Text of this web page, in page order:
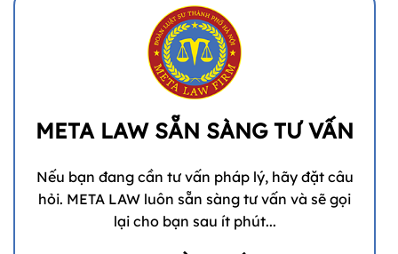
META LAW SẴN SÀNG TƯ VẤN
Nếu bạn đang cần tư vấn pháp lý, hãy đặt câu
hỏi. META LAW luôn sẵn sàng tư vấn và sẽ gọi
lại cho bạn sau ít phút...